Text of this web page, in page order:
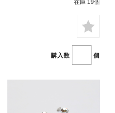
在庫 19個
購入数 個